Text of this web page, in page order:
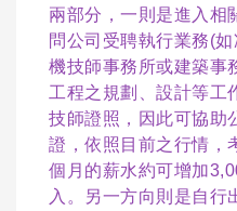
兩部分，一則是進入相
問公司受聘執行業務(
機技師事務所或建築事
工程之規劃、設計等工
技師證照，因此可協助
證，依照目前之行情，
個月的薪水約可增加
入。另一方向則是自行